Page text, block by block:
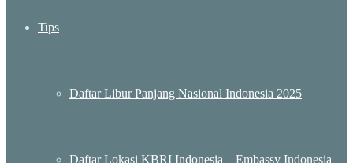
Tips
Daftar Libur Panjang Nasional Indonesia 2025
Daftar Lokasi KBRI Indonesia – Embassy Indonesia